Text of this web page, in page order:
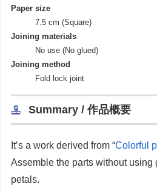
Paper size
7.5 cm (Square)
Joining materials
No use (No glued)
Joining method
Fold lock joint
Summary / 作品概要
It’s a work derived from “Colorful
Assemble the parts without using
petals.